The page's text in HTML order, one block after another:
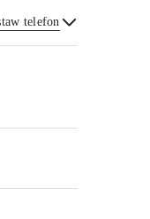
telefon
Wyślij